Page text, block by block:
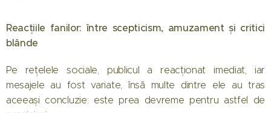
Reacțiile fanilor: între scepticism, amuzament și critici
blânde
Pe rețelele sociale, publicul a reacționat imediat, iar
mesajele au fost variate, însă multe dintre ele au tras
aceeași concluzie: este prea devreme pentru astfel de